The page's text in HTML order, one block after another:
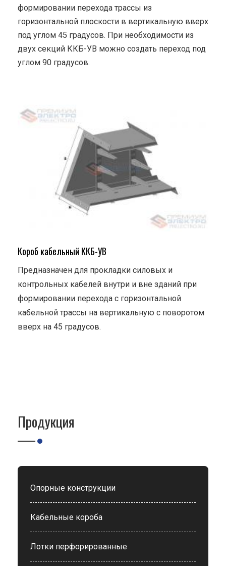
формировании перехода трассы из
горизонтальной плоскости в вертикальную вверх
под углом 45 градусов. При необходимости из
двух секций ККБ-УВ можно создать переход под
углом 90 градусов.
Короб кабельный ККБ-УВ
Предназначен для прокладки силовых и
контрольных кабелей внутри и вне зданий при
формировании перехода с горизонтальной
кабельной трассы на вертикальную с поворотом
вверх на 45 градусов.
Продукция
Опорные конструкции
Кабельные короба
Лотки перфорированные